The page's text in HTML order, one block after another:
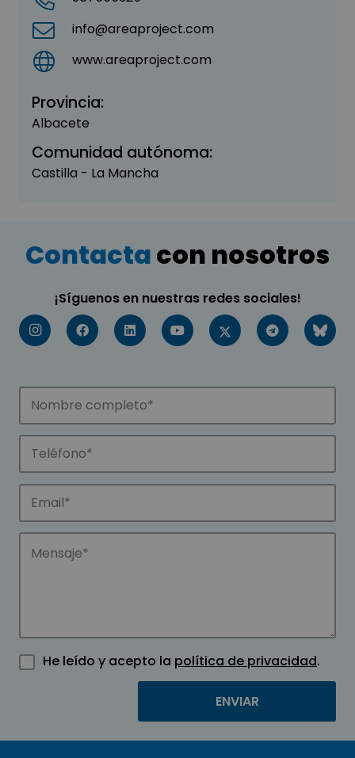
info@areaproject.com
www.areaproject.com
Provincia:
Albacete
Comunidad autónoma:
Castilla - La Mancha
Contactacon nosotros
¡Síguenos en nuestras redes sociales!
He leído y acepto la política de privacidad.